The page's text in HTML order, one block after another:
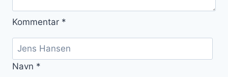
Kommentar *
Navn *